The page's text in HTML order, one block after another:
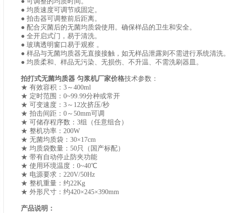
● 均质速度可调节或固定。
● 拍击器可调整前后距离。
● 配合灭菌后的无菌均质袋使用。确保样品的卫生和安全。
● 全开启式门，易于清洗。
● 玻璃透明窗口易于观察 。
● 样品与无菌均质器无直接接触，如无样品泄露则不需进行系统清洗。
● 均质柔和、样品无污染、无损伤、不升温、不需洗刷器皿。
拍打式无菌均质器 匀浆机厂家价格技术参数：
★ 有效容积：3～400ml
★ 定时范围：0~99.99分种或常开
★ 可变速度：3～12次挤压/秒
★ 拍击间距：0～50mm可调
★ 可储存程序数：3组（任意组合）
★ 整机功率：200W
★ 无菌均质袋：30×17cm
★ 均质袋数量：50只（国产标配）
★ 带有自动停止防夹功能
★ 使用环境温度：0~40℃
★ 电源要求：220V/50Hz
★ 整机重量：约22Kg
★ 外形尺寸：约420×245×390mm
产品说明：